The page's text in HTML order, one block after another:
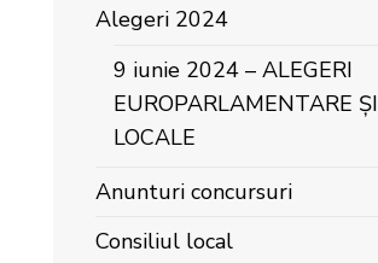
Alegeri 2024
9 iunie 2024 – ALEGERI
EUROPARLAMENTARE ȘI
LOCALE
Anunturi concursuri
Consiliul local